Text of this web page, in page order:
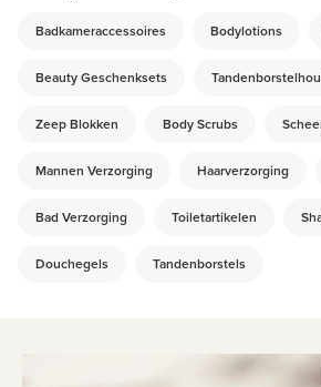
Badkameraccessoires Bodylotions
Beauty Geschenksets
Zeep Blokken Body Scrubs
Mannen Verzorging Haarverzorging
Bad Verzorging Toiletartikelen
Douchegels Tandenborstels